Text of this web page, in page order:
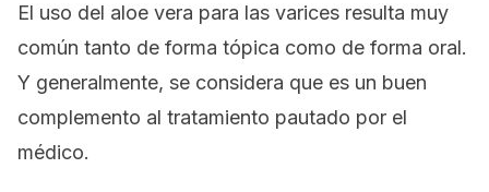
El uso del aloe vera para las varices resulta muy
común tanto de forma tópica como de forma oral.
Y generalmente, se considera que es un buen
complemento al tratamiento pautado por el
médico.